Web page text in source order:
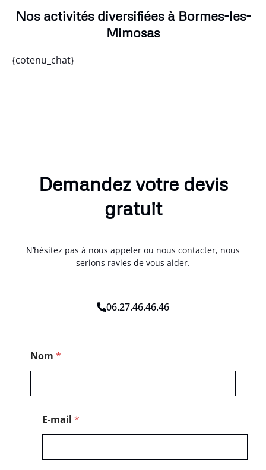
Nos activités diversifiées à Bormes-les-
Mimosas
{cotenu_chat}
Demandez votre devis
gratuit
N’hésitez pas à nous appeler ou nous contacter, nous
serions ravies de vous aider.
06.27.46.46.46
e
s
Nom *
E-mail *